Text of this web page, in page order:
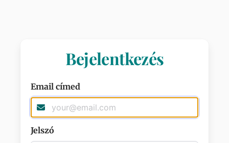
Bejelentkezés
Email címed
Jelszó